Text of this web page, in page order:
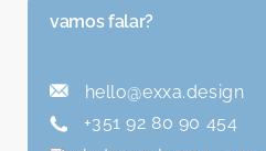
vamos falar?
hello@exxa.design
+351 92 80 90 454